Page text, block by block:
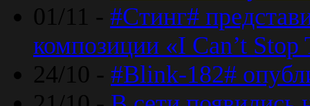
01/11 - #Стинг#
композиции «I Can’t
24/10 - #Blink-182#